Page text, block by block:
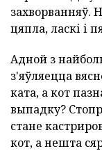
захворванняў.
цяпла, ласкі і
Адной з
з'яўляецца
ката, а кот
выпадку?
стане
кот, а нешта